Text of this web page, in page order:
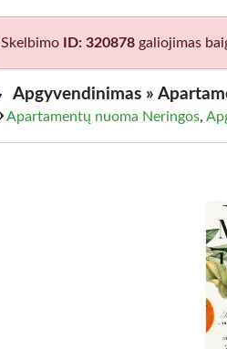
Skelbimo ID: 320878 galiojimas
Apgyvendinimas »
Apartamentų nuoma Neringos,